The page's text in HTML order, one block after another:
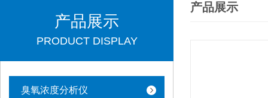
产品展示
PRODUCT DISPLAY
臭氧浓度分析仪
产品展示